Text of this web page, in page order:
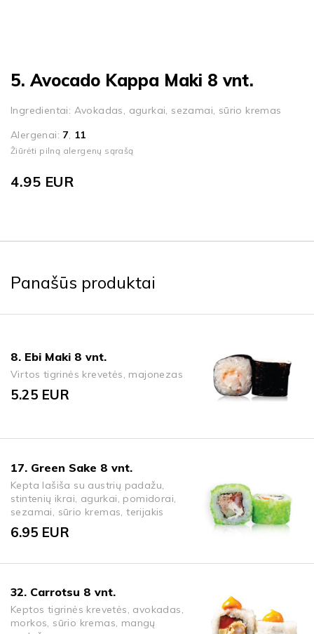
5. Avocado Kappa Maki 8 vnt.
Ingredientai: Avokadas, agurkai, sezamai, sūrio kremas
Alergenai: 7, 11
Žiūrėti pilną alergenų sąrašą
4.95 EUR
Panašūs produktai
8. Ebi Maki 8 vnt.
Virtos tigrinės krevetės, majonezas
5.25 EUR
17. Green Sake 8 vnt.
Kepta lašiša su austrių padažu,
stintenių ikrai, agurkai, pomidorai,
sezamai, sūrio kremas, terijakis
6.95 EUR
32. Carrotsu 8 vnt.
Keptos tigrinės krevetės, avokadas,
morkos, sūrio kremas, mangų